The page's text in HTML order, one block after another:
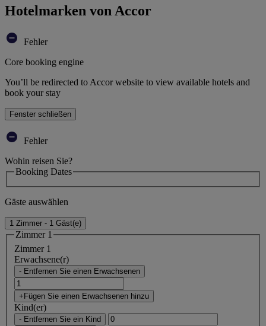
Hotelmarken von Accor
Fehler
Core booking engine
You’ll be redirected to Accor website to view available hotels and
book your stay
Fenster schließen
Fehler
Wohin reisen Sie?
Booking Dates
Gäste auswählen
1 Zimmer - 1 Gäst(e)
Zimmer 1
Zimmer 1
Erwachsene(r)
- Entfernen Sie einen Erwachsenen
+Fügen Sie einen Erwachsenen hinzu
Kind(er)
- Entfernen Sie ein Kind